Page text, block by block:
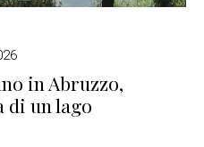
in Abruzzo,
di un lago